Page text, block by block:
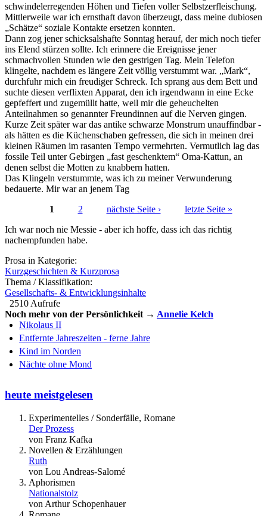
schwindelerregenden Höhen und Tiefen voller Selbstzerfleischung.
Mittlerweile war ich ernsthaft davon überzeugt, dass meine dubiosen
„Schätze“ soziale Kontakte ersetzen konnten.
Dann zog jener schicksalshafte Sonntag herauf, der mich noch tiefer
ins Elend stürzen sollte. Ich erinnere die Ereignisse jener
schmachvollen Stunden wie den gestrigen Tag. Mein Telefon
klingelte, nachdem es längere Zeit völlig verstummt war. „Mark“,
durchfuhr mich ein freudiger Schreck. Ich sprang aus dem Bett und
suchte diesen verflixten Apparat, den ich irgendwann in eine Ecke
gepfeffert und zugemüllt hatte, weil mir die geheuchelten
Anteilnahmen so genannter Freundinnen auf die Nerven gingen.
Kurze Zeit später war das antike schwarze Monstrum unauffindbar ‑
als hätten es die Küchenschaben gefressen, die sich in meinen drei
kleinen Räumen im rasanten Tempo vermehrten. Vermutlich lag das
fossile Teil unter Gebirgen „fast geschenktem“ Oma-Kattun, an
denen selbst die Motten zu knabbern hatten.
Das Klingeln verstummte, was ich zu meiner Verwunderung
bedauerte. Mir war an jenem Tag
Seiten
1 2 nächste Seite ›
letzte Seite »
Ich war noch nie Messie - aber ich hoffe, dass ich das richtig
nachempfunden habe.
Prosa in Kategorie:
Kurzgeschichten & Kurzprosa
Thema / Klassifikation:
Gesellschafts- & Entwicklungsinhalte
2510 Aufrufe
Noch mehr von der Persönlichkeit → Annelie Kelch
Nikolaus II
Entfernte Jahreszeiten - ferne Jahre
Kind im Norden
Nächte ohne Mond
heute meistgelesen
Experimentelles / Sonderfälle, Romane
Der Prozess
von Franz Kafka
Novellen & Erzählungen
Ruth
von Lou Andreas-Salomé
Aphorismen
Nationalstolz
von Arthur Schopenhauer